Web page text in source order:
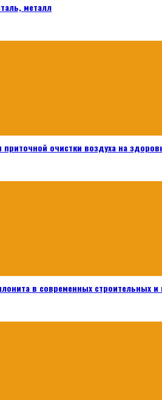
металл
приточной очистки воздуха на
в современных строительных